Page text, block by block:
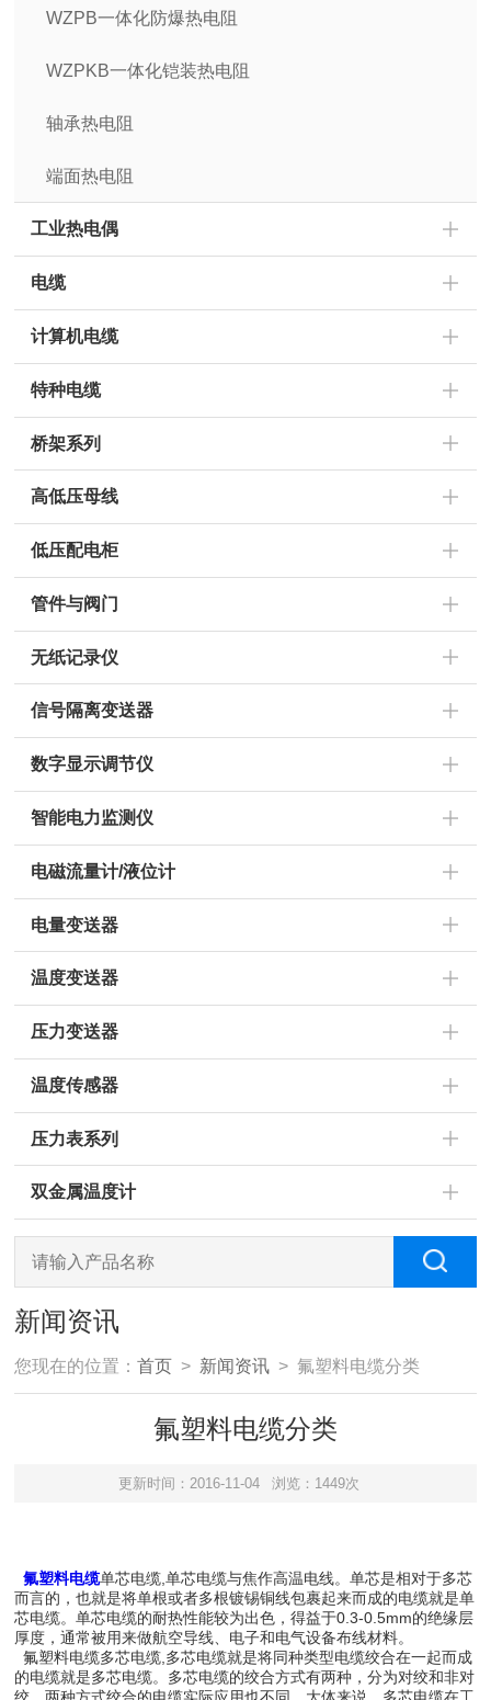
WZPB一体化防爆热电阻
WZPKB一体化铠装热电阻
轴承热电阻
端面热电阻
工业热电偶
电缆
计算机电缆
特种电缆
桥架系列
高低压母线
低压配电柜
管件与阀门
无纸记录仪
信号隔离变送器
数字显示调节仪
智能电力监测仪
电磁流量计/液位计
电量变送器
温度变送器
压力变送器
温度传感器
压力表系列
双金属温度计
新闻资讯
您现在的位置：首页 > 新闻资讯 > 氟塑料电缆分类
氟塑料电缆分类
更新时间：2016-11-04 浏览：1449次
氟塑料电缆单芯电缆,单芯电缆与焦作高温电线。单芯是相对于多芯
而言的，也就是将单根或者多根镀锡铜线包裹起来而成的电缆就是单
芯电缆。单芯电缆的耐热性能较为出色，得益于0.3-0.5mm的绝缘层
厚度，通常被用来做航空导线、电子和电气设备布线材料。
氟塑料电缆多芯电缆,多芯电缆就是将同种类型电缆绞合在一起而成
的电缆就是多芯电缆。多芯电缆的绞合方式有两种，分为对绞和非对